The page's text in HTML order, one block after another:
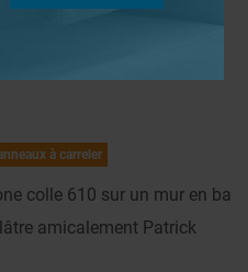
à carreler
colle 610 sur un mur en ba
amicalement Patrick